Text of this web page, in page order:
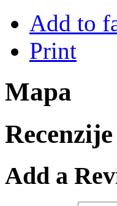
Add to
Print
Mapa
Recenzije
Add a